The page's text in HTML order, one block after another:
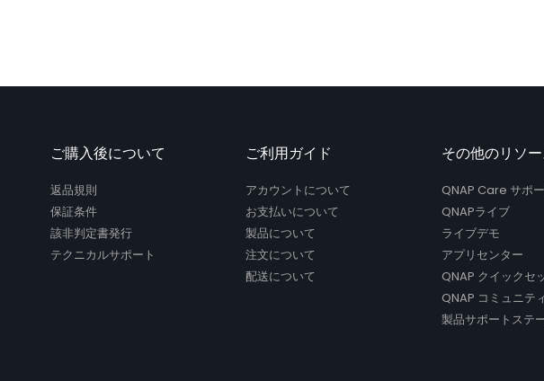
ご購入後について
返品規則
保証条件
該非判定書発行
テクニカルサポート
ご利用ガイド
アカウントについて
お支払いについて
製品について
注文について
配送について
その他のリソ
QNAP Care サポ
QNAPライブ
ライブデモ
アプリセンター
QNAP クイックセ
QNAP コミュニテ
製品サポートステ